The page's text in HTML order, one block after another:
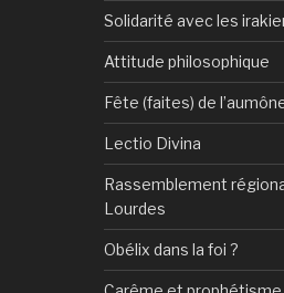
Solidarité avec les
Attitude philosophique
Fête (faites) de
Lectio Divina
Rassemblement
Lourdes
Obélix dans la foi ?